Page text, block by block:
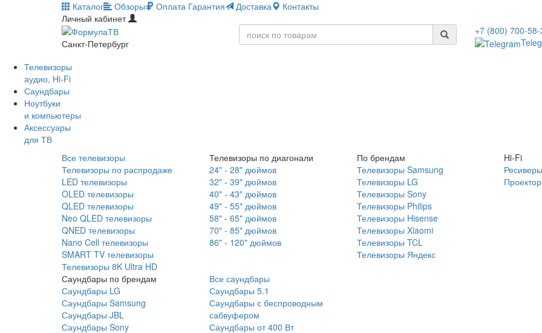
Каталог Обзоры Оплата Гарантия Доставка
Контакты
Личный кабинет
Санкт-Петербург
+7 (800) 700-
Телевизоры
аудио, Hi-Fi
Саундбары
Ноутбуки
и компьютеры
Аксессуары
для ТВ
Все телевизоры
Телевизоры по распродаже
LED телевизоры
OLED телевизоры
QLED телевизоры
Neo QLED телевизоры
QNED телевизоры
Nano Cell телевизоры
SMART TV телевизоры
Телевизоры 8K Ultra HD
Телевизоры по диагонали
24" - 28" дюймов
32" - 39" дюймов
40" - 43" дюймов
49" - 55" дюймов
58" - 65" дюймов
70" - 85" дюймов
86" - 120" дюймов
По брендам
Телевизоры Samsung
Телевизоры LG
Телевизоры Sony
Телевизоры Philips
Телевизоры Hisense
Телевизоры Xiaomi
Телевизоры TCL
Телевизоры Яндекс
Hi-Fi
Саундбары по брендам
Саундбары LG
Саундбары Samsung
Саундбары JBL
Саундбары Sony
Все саундбары
Саундбары 5.1
Саундбары с беспроводным
сабвуфером
Саундбары от 400 Вт